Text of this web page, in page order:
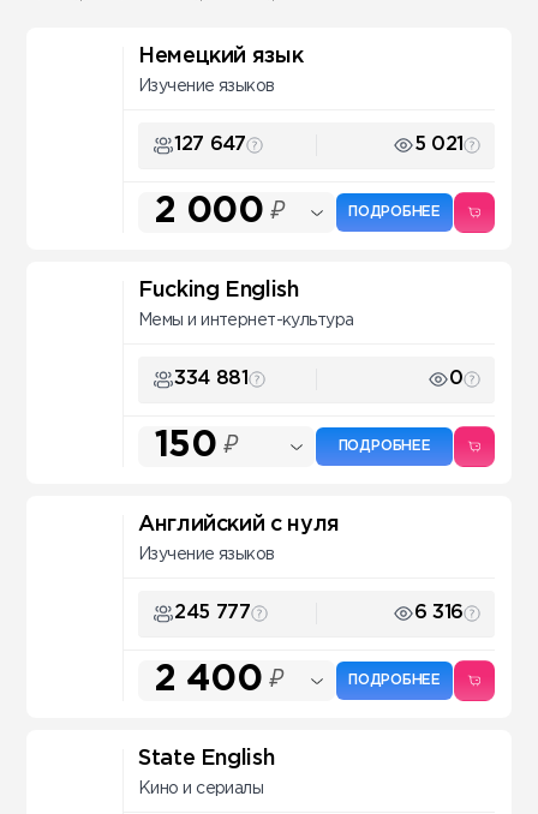
Немецкий язык
Изучение языков
127 647 5 021
2 000 ₽ ПОДРОБНЕЕ
Fuсking English
Мемы и интернет-культура
334 881 0
150 ₽ ПОДРОБНЕЕ
Английский с нуля
Изучение языков
245 777 6 316
2 400 ₽ ПОДРОБНЕЕ
State English
Кино и сериалы